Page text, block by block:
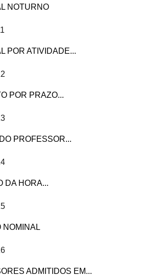
NOTURNO
POR ATIVIDADE...
POR PRAZO...
PROFESSOR...
DA HORA...
NOMINAL
ADMITIDOS EM...